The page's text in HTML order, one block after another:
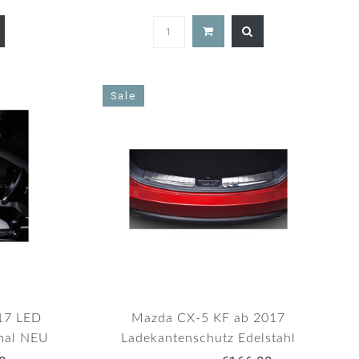
LED
NEU
Sale
Mazda CX-5 KF ab 2017
Ladekantenschutz Edelstahl